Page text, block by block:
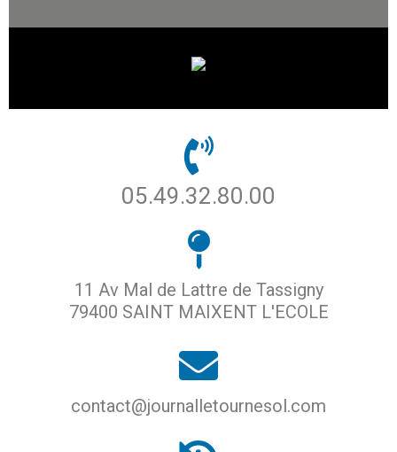
05.49.32.80.00
11 Av Mal de Lattre de Tassigny
79400 SAINT MAIXENT L'ECOLE
contact@journalletournesol.com